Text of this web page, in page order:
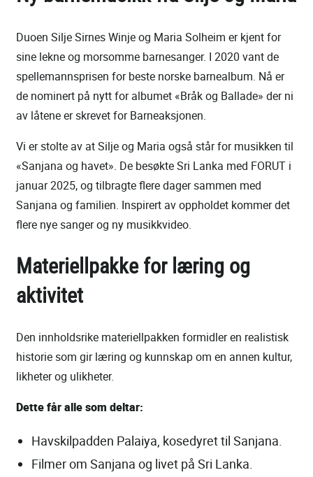
Duoen Silje Sirnes Winje og Maria Solheim er kjent for
sine lekne og morsomme barnesanger. I 2020 vant de
spellemannsprisen for beste norske barnealbum. Nå er
de nominert på nytt for albumet «Bråk og Ballade» der ni
av låtene er skrevet for Barneaksjonen.
Vi er stolte av at Silje og Maria også står for musikken til
«Sanjana og havet». De besøkte Sri Lanka med FORUT i
januar 2025, og tilbragte flere dager sammen med
Sanjana og familien. Inspirert av oppholdet kommer det
flere nye sanger og ny musikkvideo.
Materiellpakke for læring og
aktivitet
Den innholdsrike materiellpakken formidler en realistisk
historie som gir læring og kunnskap om en annen kultur,
likheter og ulikheter.
Dette får alle som deltar:
Havskilpadden Palaiya, kosedyret til Sanjana.
Filmer om Sanjana og livet på Sri Lanka.